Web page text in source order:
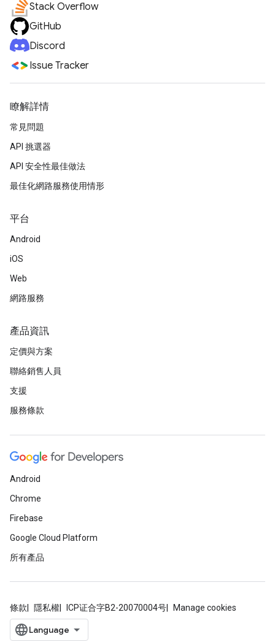
Stack Overflow
GitHub
Discord
Issue Tracker
瞭解詳情
常見問題
API 挑選器
API 安全性最佳做法
最佳化網路服務使用情形
平台
Android
iOS
Web
網路服務
產品資訊
定價與方案
聯絡銷售人員
支援
服務條款
Android
Chrome
Firebase
Google Cloud Platform
所有產品
條款 隱私權 ICP证合字B2-20070004号 Manage cookies